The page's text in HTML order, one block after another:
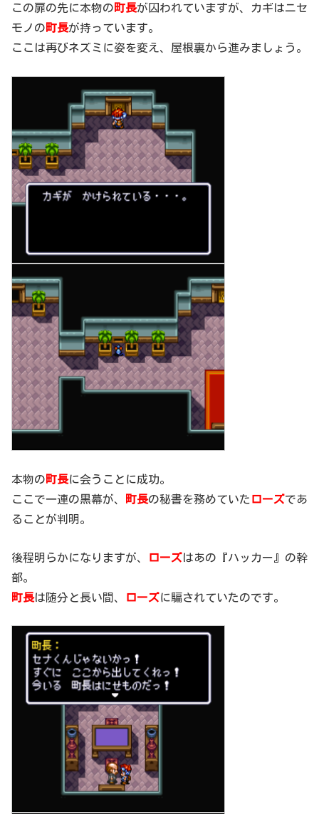
この扉の先に本物の町長が囚われていますが、カギはニセ
モノの町長が持っています。
ここは再びネズミに姿を変え、屋根裏から進みましょう。
本物の町長に会うことに成功。
ここで一連の黒幕が、
町長の秘書を務めていた ローズであ
ることが判明。
後程明らかになりますが、 ローズはあの『ハッカー』の幹
部。
町長は随分と長い間、 ローズに騙されていたのです。